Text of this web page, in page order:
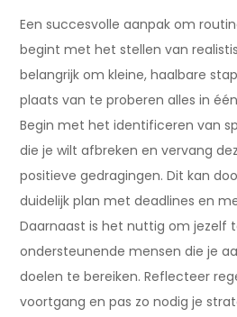
Een succesvolle aanpak om
begint met het stellen van
belangrijk om kleine, haalbare
plaats van te proberen alles in
Begin met het identificeren van
die je wilt afbreken en vervang
positieve gedragingen. Dit kan
duidelijk plan met deadlines en
Daarnaast is het nuttig om jezelf
ondersteunende mensen die je
doelen te bereiken. Reflecteer
voortgang en pas zo nodig je